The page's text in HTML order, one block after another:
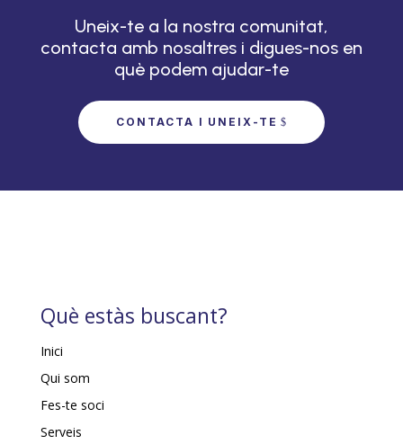
Uneix-te a la nostra comunitat,
contacta amb nosaltres i digues-nos en
què podem ajudar-te
CONTACTA I UNEIX-TE
Què estàs buscant?
Inici
Qui som
Fes-te soci
Serveis